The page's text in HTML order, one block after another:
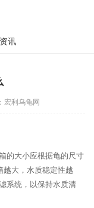
讯
宏利乌龟网
的大小应根据龟的尺寸
越大，水质稳定性越
系统，以保持水质清